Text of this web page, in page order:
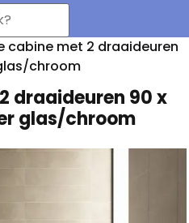
cabine met 2 draaideuren
chroom
draaideuren 90 x
glas/chroom